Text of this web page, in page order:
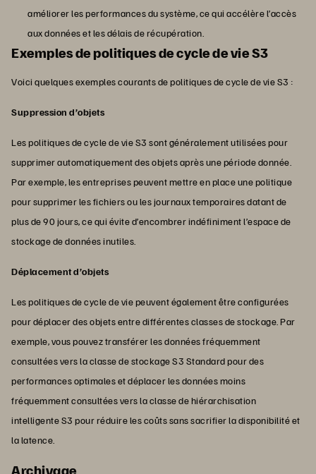
améliorer les performances du système, ce qui accélère l’accès
aux données et les délais de récupération.
Exemples de politiques de cycle de vie S3
Voici quelques exemples courants de politiques de cycle de vie S3 :
Suppression d’objets
Les politiques de cycle de vie S3 sont généralement utilisées pour
supprimer automatiquement des objets après une période donnée.
Par exemple, les entreprises peuvent mettre en place une politique
pour supprimer les fichiers ou les journaux temporaires datant de
plus de 90 jours, ce qui évite d’encombrer indéfiniment l’espace de
stockage de données inutiles.
Déplacement d’objets
Les politiques de cycle de vie peuvent également être configurées
pour déplacer des objets entre différentes classes de stockage. Par
exemple, vous pouvez transférer les données fréquemment
consultées vers la classe de stockage S3 Standard pour des
performances optimales et déplacer les données moins
fréquemment consultées vers la classe de hiérarchisation
intelligente S3 pour réduire les coûts sans sacrifier la disponibilité et
la latence.
Archivage